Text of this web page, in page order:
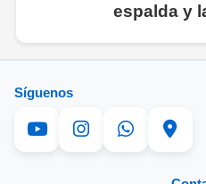
espalda y
Síguenos